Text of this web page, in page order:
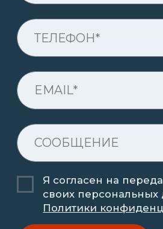
Пермь, ул. Промышленная, 121а
Пн-Пт, 09:00 - 18:00
Мостовые краны
Консольные краны
Межцеховые тележки
Всё оборудование
ПРОДУКЦИЯ
+7 (342) 207-23-68
info@grosskran.com
nvi@grosskran.com
Производим краны и грузоподъёмное
ООО "Гросскран" 2016 - 2026